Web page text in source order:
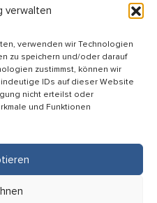
verwalten
verwenden wir Technologien
zu speichern und/oder darauf
zustimmst, können wir
IDs auf dieser Website
nicht erteilst oder
und Funktionen